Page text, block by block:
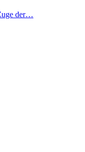
der…